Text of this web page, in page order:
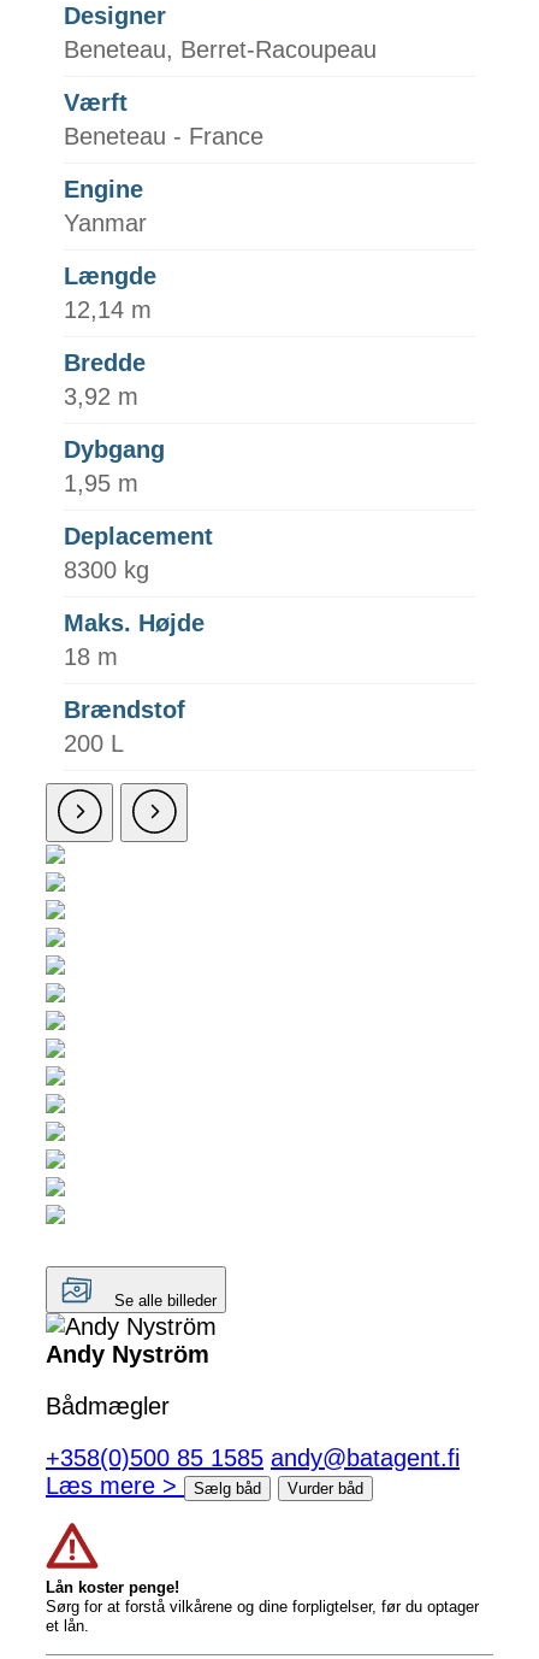
Designer
Beneteau, Berret-Racoupeau
Værft
Beneteau - France
Engine
Yanmar
Længde
12,14 m
Bredde
3,92 m
Dybgang
1,95 m
Deplacement
8300 kg
Maks. Højde
18 m
Brændstof
200 L
Se alle billeder
Andy Nyström
Bådmægler
+358(0)500 85 1585 andy@batagent.fi
Læs mere >
Sælg båd Vurder båd
Lån koster penge!
Sørg for at forstå vilkårene og dine forpligtelser, før du optager
et lån.